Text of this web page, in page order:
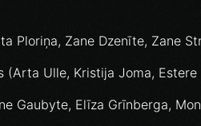
Ploriņa, Zane Dzenīte, Zane
(Arta Ulle, Kristija Joma,
Gaubyte, Elīza Grīnberga,